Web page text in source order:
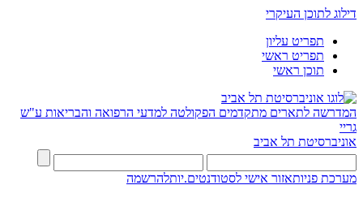
דילוג לתוכן העיקרי
תפריט עליון
תפריט ראשי
תוכן ראשי
המדרשה לתארים מתקדמים הפקולטה למדעי הרפואה והבריאות ע"ש
גריי
אוניברסיטת תל אביב
מערכת פניותאזור אישי לסטודנטים.יותלהרשמה